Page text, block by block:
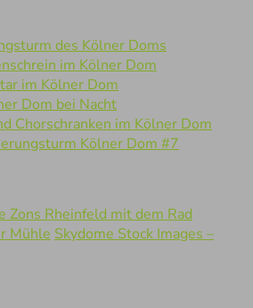
des Kölner Doms
im Kölner Dom
im Kölner Dom
Dom bei Nacht
Chorschranken im Kölner Dom
Kölner Dom #7
Zons Rheinfeld mit dem Rad
Mühle Skydome Stock Images –